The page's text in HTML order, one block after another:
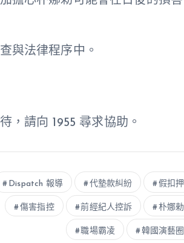
與法律程序中。
，請向 1955 尋求協助。
Dispatch 報導 代墊款糾紛 假扣押
傷害指控 前經紀人控訴 朴娜勑
職場霸凌 韓國演藝圈